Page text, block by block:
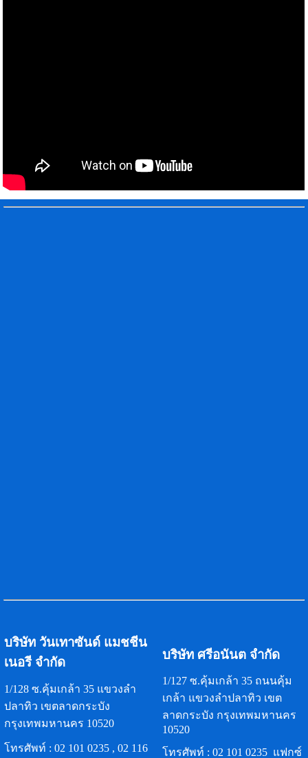
บริษัท วันเทาซันด์ แมชชีน
เนอรี จำกัด
1/128 ซ.คุ้มเกล้า 35 แขวงลำ
ปลาทิว เขตลาดกระบัง
กรุงเทพมหานคร 10520
โทรศัพท์ : 02 101 0235 , 02 116
บริษัท ศรีอนันต จำกัด
1/127 ซ.คุ้มเกล้า 35 ถนนคุ้ม
เกล้า แขวงลำปลาทิว เขต
ลาดกระบัง กรุงเทพมหานคร
10520
โทรศัพท์ : 02 101 0235 แฟกซ์